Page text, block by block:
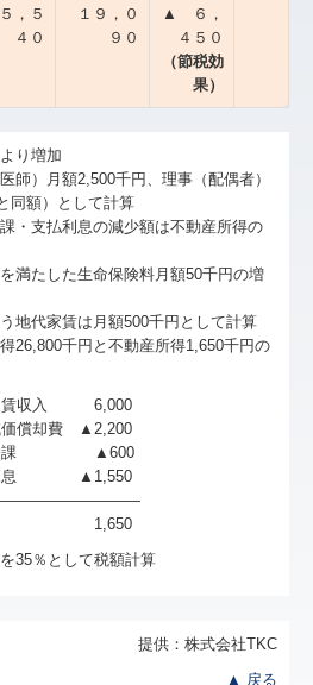
，５
４０
１９，０
９０
▲ ６，
４５０
（節税効
果）
り増加
師）月額2,500千円、理事（配偶者）
同額）として計算
・支払利息の減少額は不動産所得の
満たした生命保険料月額50千円の増
地代家賃は月額500千円として計算
26,800千円と不動産所得1,650千円の
賃収入 6,000
▲2,200
▲600
35％として税額計算
提供：株式会社TKC
▲ 戻る